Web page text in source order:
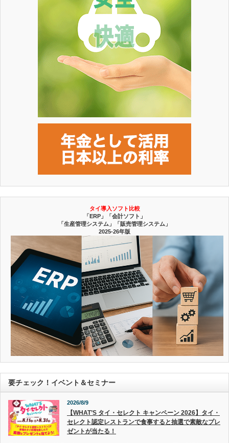
タイ導入ソフト比較
「ERP」「会計ソフト」
「生産管理システム」「販売管理システム」
2025-26年版
要チェック！イベント＆セミナー
2026/8/9
【WHAT’S タイ・セレクト キャンペーン 2026】タイ・
セレクト認定レストランで食事すると抽選で素敵なプレ
ゼントが当たる！